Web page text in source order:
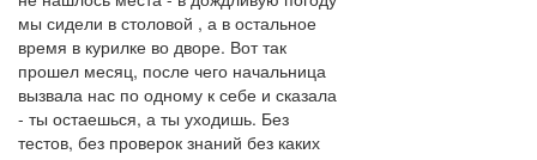
мы сидели в столовой , а в остальное
время в курилке во дворе. Вот так
прошел месяц, после чего начальница
вызвала нас по одному к себе и сказала
- ты остаешься, а ты уходишь. Без
тестов, без проверок знаний без каких